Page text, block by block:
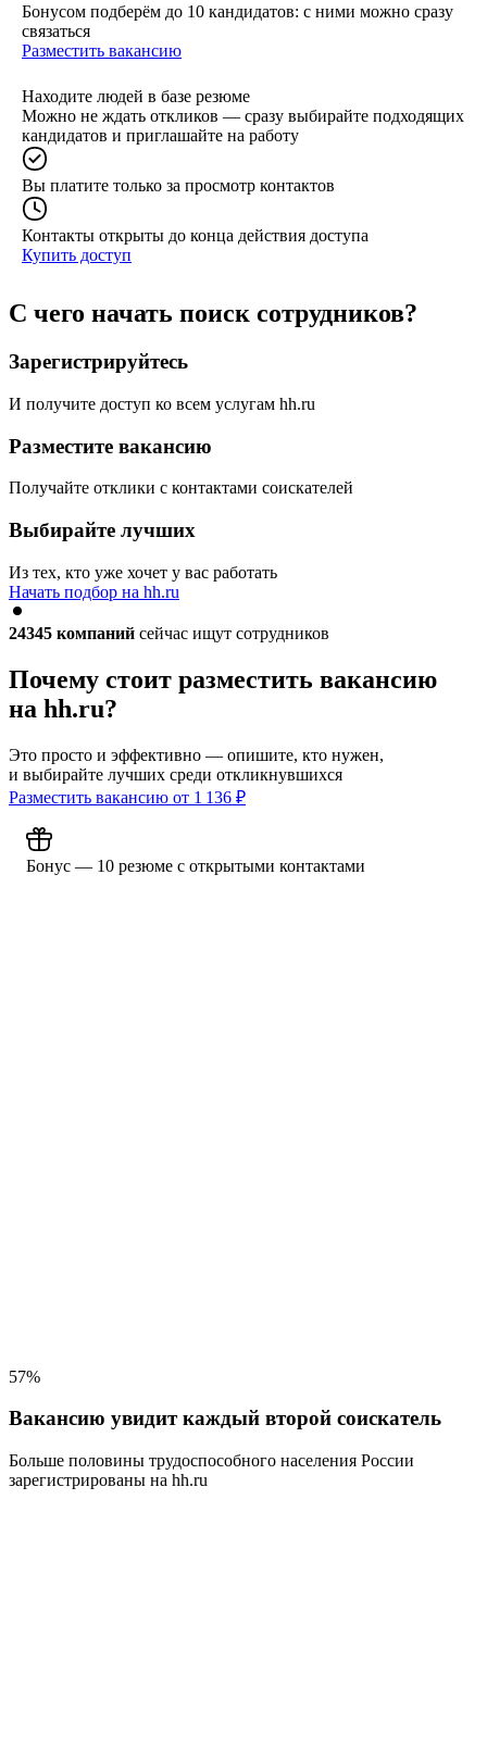
Бонусом подберём до 10 кандидатов: с ними можно сразу
связаться
Разместить вакансию
Находите людей в базе резюме
Можно не ждать откликов — сразу выбирайте подходящих
кандидатов и приглашайте на работу
Вы платите только за просмотр контактов
Контакты открыты до конца действия доступа
Купить доступ
С чего начать поиск сотрудников?
Зарегистрируйтесь
И получите доступ ко всем услугам hh.ru
Разместите вакансию
Получайте отклики с контактами соискателей
Выбирайте лучших
Из тех, кто уже хочет у вас работать
Начать подбор на hh.ru
24345 компаний сейчас ищут сотрудников
Почему стоит разместить вакансию
на hh.ru?
Это просто и эффективно — опишите, кто нужен,
и выбирайте лучших среди откликнувшихся
Разместить вакансию от 1 136 ₽
Бонус — 10 резюме с открытыми контактами
57%
Вакансию увидит каждый второй соискатель
Больше половины трудоспособного населения России
зарегистрированы на hh.ru